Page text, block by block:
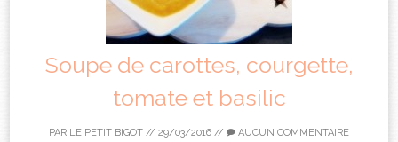
Soupe de carottes, courgette,
tomate et basilic
PAR LE PETIT BIGOT // 29/03/2016 // AUCUN COMMENTAIRE